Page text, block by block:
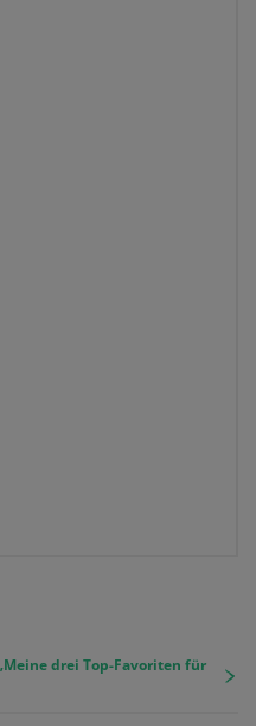
drei Top-Favoriten für